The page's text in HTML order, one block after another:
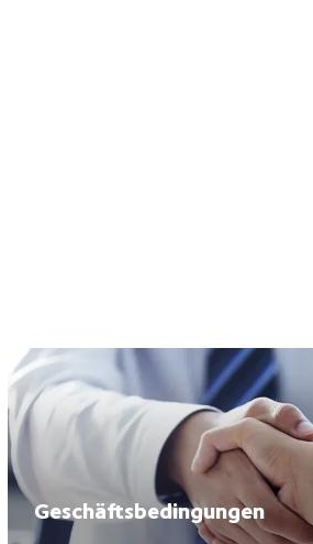
Geschäftsbedingungen